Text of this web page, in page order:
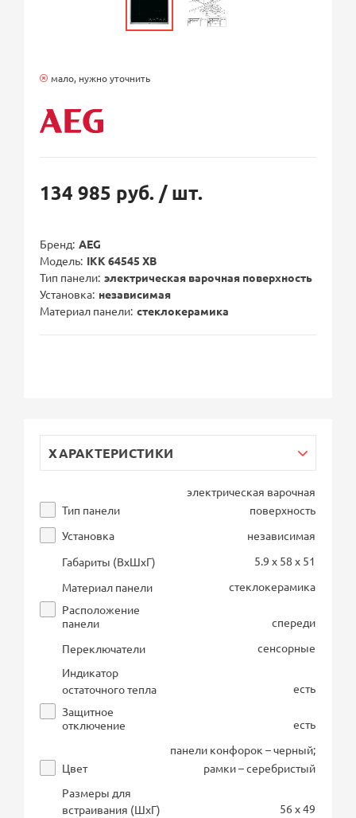
мало, нужно уточнить
134 985 руб. / шт.
Бренд AEG
Модель IKK 64545 XB
Тип панели электрическая варочная поверхность
Установка независимая
Материал панели стеклокерамика
ХАРАКТЕРИСТИКИ
Тип панели
электрическая варочная
поверхность
Установка
независимая
Габариты (ВхШхГ)
5.9 x 58 x 51
Материал панели
стеклокерамика
Расположение
панели
спереди
Переключатели
сенсорные
Индикатор
остаточного тепла
есть
Защитное
отключение
есть
Цвет
панели конфорок – черный;
рамки – серебристый
Размеры для
встраивания (ШхГ)
56 x 49